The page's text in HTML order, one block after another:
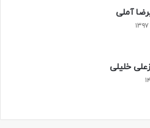
آملی
خلیلی